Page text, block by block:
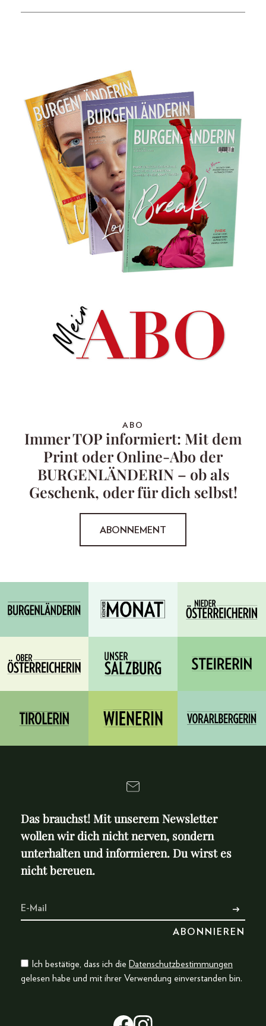
ABO
Immer TOP informiert: Mit dem
Print oder Online-Abo der
BURGENLÄNDERIN – ob als
Geschenk, oder für dich selbst!
ABONNEMENT
Das brauchst! Mit unserem Newsletter
wollen wir dich nicht nerven, sondern
unterhalten und informieren. Du wirst es
nicht bereuen.
Ich bestätige, dass ich die Datenschutzbestimmungen
gelesen habe und mit ihrer Verwendung einverstanden bin.